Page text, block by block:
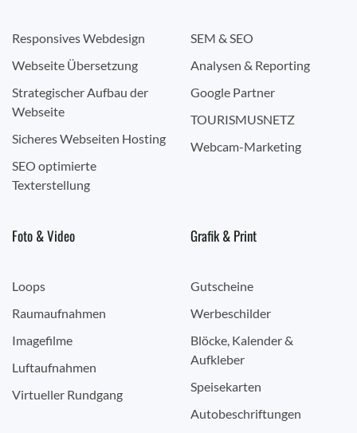
Responsives Webdesign
Webseite Übersetzung
Strategischer Aufbau der
Webseite
Sicheres Webseiten Hosting
SEO optimierte
Texterstellung
SEM & SEO
Analysen & Reporting
Google Partner
TOURISMUSNETZ
Webcam-Marketing
Foto & Video
Loops
Raumaufnahmen
Imagefilme
Luftaufnahmen
Virtueller Rundgang
Grafik & Print
Gutscheine
Werbeschilder
Blöcke, Kalender &
Aufkleber
Speisekarten
Autobeschriftungen